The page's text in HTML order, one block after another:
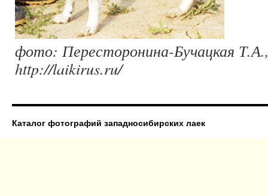
фото: Пересторонина-Бучацкая
http://laikirus.ru/
Каталог фотографий западносибирских лаек